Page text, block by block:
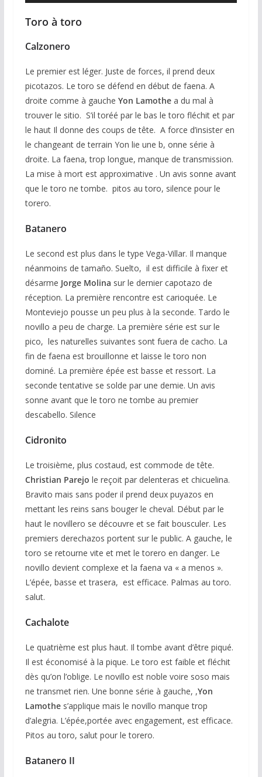
Toro à toro
Calzonero
Le premier est léger. Juste de forces, il prend deux
picotazos. Le toro se défend en début de faena. A
droite comme à gauche Yon Lamothea du mal à
trouver le sitio. S’il toréé par le bas le toro fléchit et par
le haut Il donne des coups de tête. A force d’insister en
le changeant de terrain Yon lie une b, onne série à
droite. La faena, trop longue, manque de transmission.
La mise à mort est approximative . Un avis sonne avant
que le toro ne tombe. pitos au toro, silence pour le
torero.
Batanero
Le second est plus dans le type Vega-Villar. Il manque
néanmoins de tamaño. Suelto, il est difficile à fixer et
désarme Jorge Molina sur le dernier capotazo de
réception. La première rencontre est carioquée. Le
Monteviejo pousse un peu plus à la seconde. Tardo le
novillo a peu de charge. La première série est sur le
pico, les naturelles suivantes sont fuera de cacho. La
fin de faena est brouillonne et laisse le toro non
dominé. La première épée est basse et ressort. La
seconde tentative se solde par une demie. Un avis
sonne avant que le toro ne tombe au premier
descabello. Silence
Cidronito
Le troisième, plus costaud, est commode de tête.
Christian Parejo le reçoit par delenteras et chicuelina.
Bravito mais sans poder il prend deux puyazos en
mettant les reins sans bouger le cheval. Début par le
haut le novillero se découvre et se fait bousculer. Les
premiers derechazos portent sur le public. A gauche, le
toro se retourne vite et met le torero en danger. Le
novillo devient complexe et la faena va « a menos ».
L’épée, basse et trasera, est efficace. Palmas au toro.
salut.
Cachalote
Le quatrième est plus haut. Il tombe avant d’être piqué.
Il est économisé à la pique. Le toro est faible et fléchit
dès qu’on l’oblige. Le novillo est noble voire soso mais
ne transmet rien. Une bonne série à gauche, ,Yon
Lamothes’applique mais le novillo manque trop
d’alegria. L’épée,portée avec engagement, est efficace.
Pitos au toro, salut pour le torero.
Batanero II